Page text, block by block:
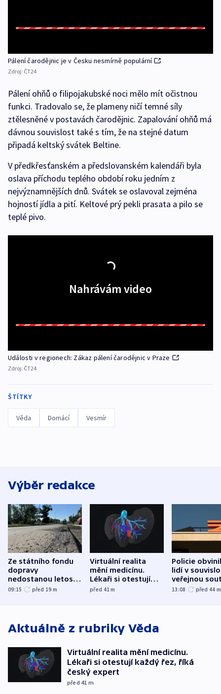
Pálení čarodějnic je v Česku nesmírně populární
Zdroj: ČT24
Pálení ohňů o filipojakubské noci mělo mít očistnou
funkci. Tradovalo se, že plameny ničí temné síly
ztělesněné v postavách čarodějnic. Zapalování ohňů má
dávnou souvislost také s tím, že na stejné datum
připadá keltský svátek Beltine.
V předkřesťanském a předslovanském kalendáři byla
oslava příchodu teplého období roku jedním z
nejvýznamnějších dnů. Svátek se oslavoval zejména
hojností jídla a pití. Keltové prý pekli prasata a pilo se
teplé pivo.
Nahrávám video
Události v regionech: Zákaz pálení čarodějnic v Praze
Zdroj: ČT24
ŠTÍTKY
Věda Domácí Vesmír
Výběr redakce
Ze státního fondu
dopravy
nedostanou letos
kraje na silnice ani
09:15 před 19 m
Virtuální realita
mění medicínu.
Lékaři si otestují
každý řez, říká
před 41m
Policie
lidí v
veřejnou
Správy
13:08 před 44 m
Aktuálně z rubriky Věda
Virtuální realita mění medicínu.
Lékaři si otestují každý řez, říká
český expert
před 41 m